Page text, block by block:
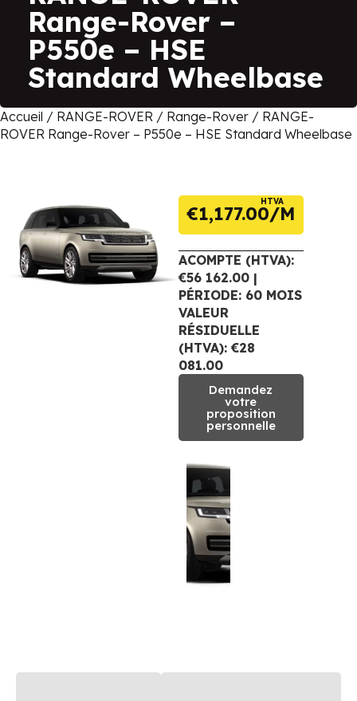
Range-Rover –
P550e – HSE
Standard Wheelbase
Accueil / RANGE-ROVER / Range-Rover / RANGE-
ROVER Range-Rover – P550e – HSE Standard Wheelbase
€1,177.00
HTVA
ACOMPTE (HTVA):
€56 162.00 |
PÉRIODE: 60 MOIS
VALEUR
RÉSIDUELLE
(HTVA): €28
081.00
Demandez
votre
proposition
personnelle